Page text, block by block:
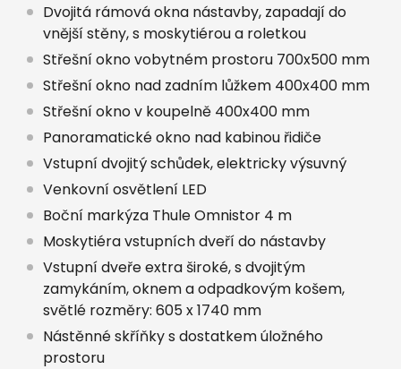
Dvojitá rámová okna nástavby, zapadají do
vnější stěny, s moskytiérou a roletkou
Střešní okno vobytném prostoru 700x500 mm
Střešní okno nad zadním lůžkem 400x400 mm
Střešní okno v koupelně 400x400 mm
Panoramatické okno nad kabinou řidiče
Vstupní dvojitý schůdek, elektricky výsuvný
Venkovní osvětlení LED
Boční markýza Thule Omnistor 4 m
Moskytiéra vstupních dveří do nástavby
Vstupní dveře extra široké, s dvojitým
zamykáním, oknem a odpadkovým košem,
světlé rozměry: 605 x 1740 mm
Nástěnné skříňky s dostatkem úložného
prostoru